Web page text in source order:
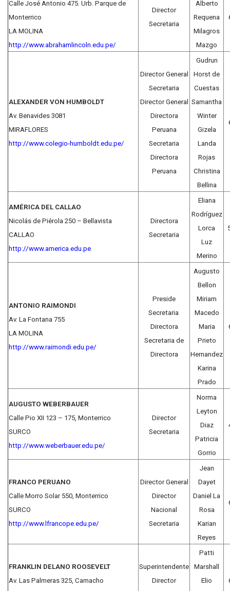
Calle José Antonio 475. Urb. Parque de
Monterrico
LA MOLINA
http://www.abrahamlincoln.edu.pe/
Director
Secretaria
Alberto
Requena
Milagros
Mazgo
ALEXANDER VON HUMBOLDT
Av. Benavides 3081
MIRAFLORES
http://www.colegio-humboldt.edu.pe/
Director General
Secretaria
Director General
Directora
Peruana
Secretaria
Directora
Peruana
Gudrun
Horst de
Cuestas
Samantha
Winter
Gizela
Landa
Rojas
Christina
Bellina
AMÉRICA DEL CALLAO
Nicolás de Piérola 250 – Bellavista
CALLAO
http://www.america.edu.pe
Directora
Secretaria
Eliana
Rodríguez
Lorca
Luz
Merino
ANTONIO RAIMONDI
Av. La Fontana 755
LA MOLINA
http://www.raimondi.edu.pe/
Preside
Secretaria
Directora
Secretaria de
Directora
Augusto
Bellon
Miriam
Macedo
Maria
Prieto
Hernandez
Karina
Prado
AUGUSTO WEBERBAUER
Calle Pio XII 123 – 175, Monterrico
SURCO
http://www.weberbauer.edu.pe/
Director
Secretaria
Norma
Leyton
Diaz
Patricia
Gorrio
FRANCO PERUANO
Calle Morro Solar 550, Monterrico
SURCO
http://www.lfrancope.edu.pe/
Director General
Director
Nacional
Secretaria
Jean
Dayet
Daniel La
Rosa
Karian
Reyes
FRANKLIN DELANO ROOSEVELT
Av. Las Palmeras 325, Camacho
Superintendente
Director
Patti
Marshall
Elio